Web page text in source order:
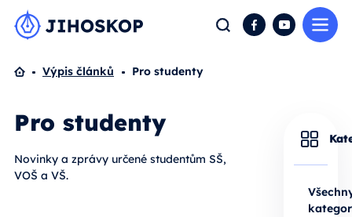
Hledat FacebookYouTube
Domů
Výpis článků Pro studenty
Pro studenty
Novinky a zprávy určené studentům SŠ,
VOŠ a VŠ.